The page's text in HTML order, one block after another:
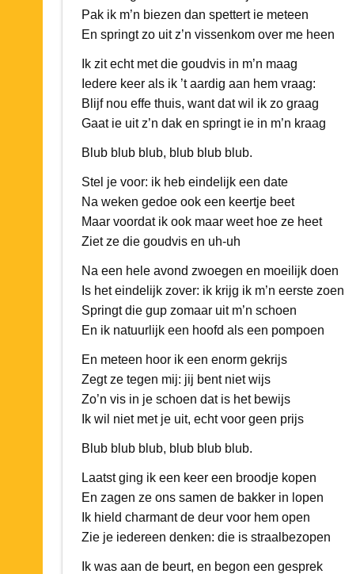
Pak ik m’n biezen dan spettert ie meteen
En springt zo uit z’n vissenkom over me heen
Ik zit echt met die goudvis in m’n maag
Iedere keer als ik ’t aardig aan hem vraag:
Blijf nou effe thuis, want dat wil ik zo graag
Gaat ie uit z’n dak en springt ie in m’n kraag
Blub blub blub, blub blub blub.
Stel je voor: ik heb eindelijk een date
Na weken gedoe ook een keertje beet
Maar voordat ik ook maar weet hoe ze heet
Ziet ze die goudvis en uh-uh
Na een hele avond zwoegen en moeilijk doen
Is het eindelijk zover: ik krijg ik m’n eerste zoen
Springt die gup zomaar uit m’n schoen
En ik natuurlijk een hoofd als een pompoen
En meteen hoor ik een enorm gekrijs
Zegt ze tegen mij: jij bent niet wijs
Zo’n vis in je schoen dat is het bewijs
Ik wil niet met je uit, echt voor geen prijs
Blub blub blub, blub blub blub.
Laatst ging ik een keer een broodje kopen
En zagen ze ons samen de bakker in lopen
Ik hield charmant de deur voor hem open
Zie je iedereen denken: die is straalbezopen
Ik was aan de beurt, en begon een gesprek